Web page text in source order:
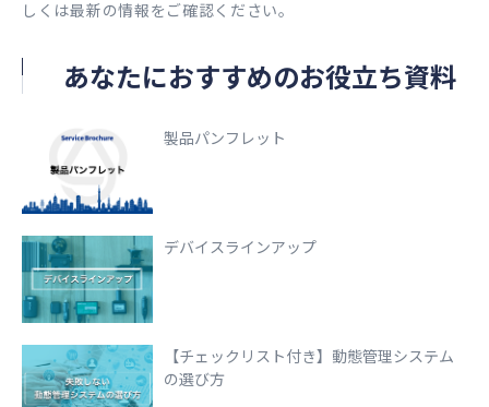
しくは最新の情報をご確認ください。
あなたにおすすめのお役立ち資料
製品パンフレット
デバイスラインアップ
【チェックリスト付き】動態管理システム
の選び方